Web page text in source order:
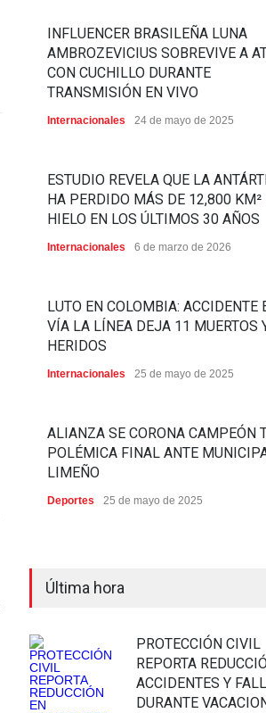
INFLUENCER BRASILEÑA LUNA
AMBROZEVICIUS SOBREVIVE A
CON CUCHILLO DURANTE
TRANSMISIÓN EN VIVO
Internacionales 24 de mayo de 2025
ESTUDIO REVELA QUE LA
HA PERDIDO MÁS DE 12,800 KM²
HIELO EN LOS ÚLTIMOS 30 AÑOS
Internacionales 6 de marzo de 2026
LUTO EN COLOMBIA: ACCIDENTE
VÍA LA LÍNEA DEJA 11 MUERTOS
HERIDOS
Internacionales 25 de mayo de 2025
ALIANZA SE CORONA CAMPEÓN
POLÉMICA FINAL ANTE
LIMEÑO
Deportes 25 de mayo de 2025
Última hora
PROTECCIÓN CIVIL
REPORTA
ACCIDENTES Y
DURANTE